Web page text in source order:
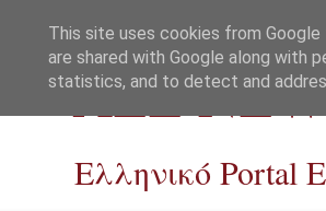
ALL
Ελληνικό Portal
This site uses cookies from
are shared with Google along with
statistics, and to detect and